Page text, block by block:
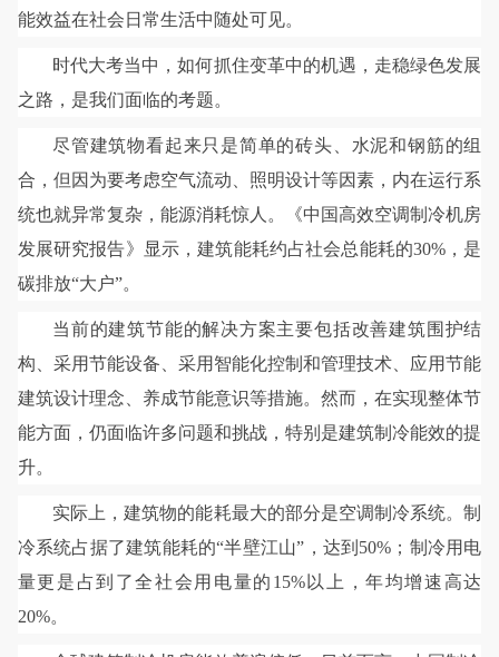
能效益在社会日常生活中随处可见。
时代大考当中，如何抓住变革中的机遇，走稳绿色发展
之路，是我们面临的考题。
尽管建筑物看起来只是简单的砖头、水泥和钢筋的组
合，但因为要考虑空气流动、照明设计等因素，内在运行系
统也就异常复杂，能源消耗惊人。《中国高效空调制冷机房
发展研究报告》显示，建筑能耗约占社会总能耗的30%，是
碳排放“大户”。
当前的建筑节能的解决方案主要包括改善建筑围护结
构、采用节能设备、采用智能化控制和管理技术、应用节能
建筑设计理念、养成节能意识等措施。然而，在实现整体节
能方面，仍面临许多问题和挑战，特别是建筑制冷能效的提
升。
实际上，建筑物的能耗最大的部分是空调制冷系统。制
冷系统占据了建筑能耗的“半壁江山”，达到50%；制冷用电
量更是占到了全社会用电量的15%以上，年均增速高达
20%。